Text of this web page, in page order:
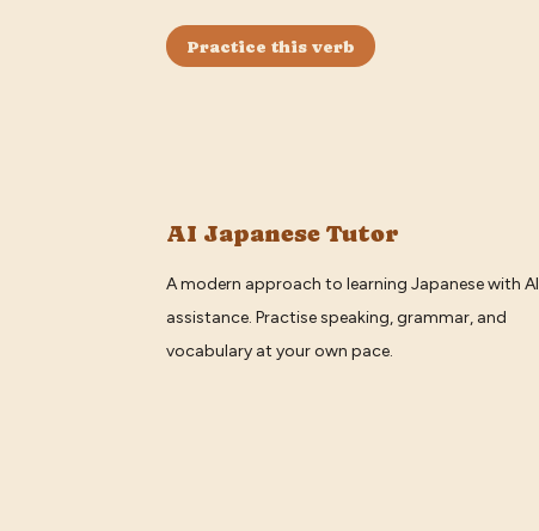
Practice this verb
AI Japanese Tutor
A modern approach to learning Japanese with AI
assistance. Practise speaking, grammar, and
vocabulary at your own pace.